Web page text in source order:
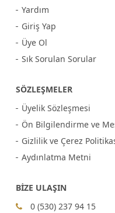
Yardım
Giriş Yap
Üye Ol
Sık Sorulan Sorular
SÖZLEŞMELER
Üyelik Sözleşmesi
Ön Bilgilendirme ve
Gizlilik ve Çerez
Aydınlatma Metni
BİZE ULAŞIN
0 (530) 237 94 15